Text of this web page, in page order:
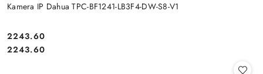
Kamera IP Dahua TPC-BF1241-LB3F4-DW-S8-V1
Cena:
2243.60
Cena:
2243.60